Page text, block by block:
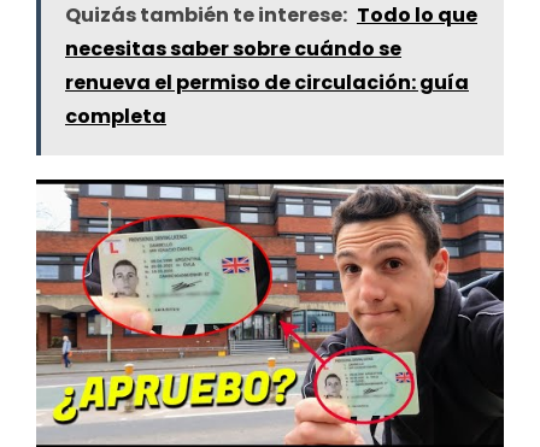
Quizás también te interese: Todo lo que
necesitas saber sobre cuándo se
renueva el permiso de circulación: guía
completa